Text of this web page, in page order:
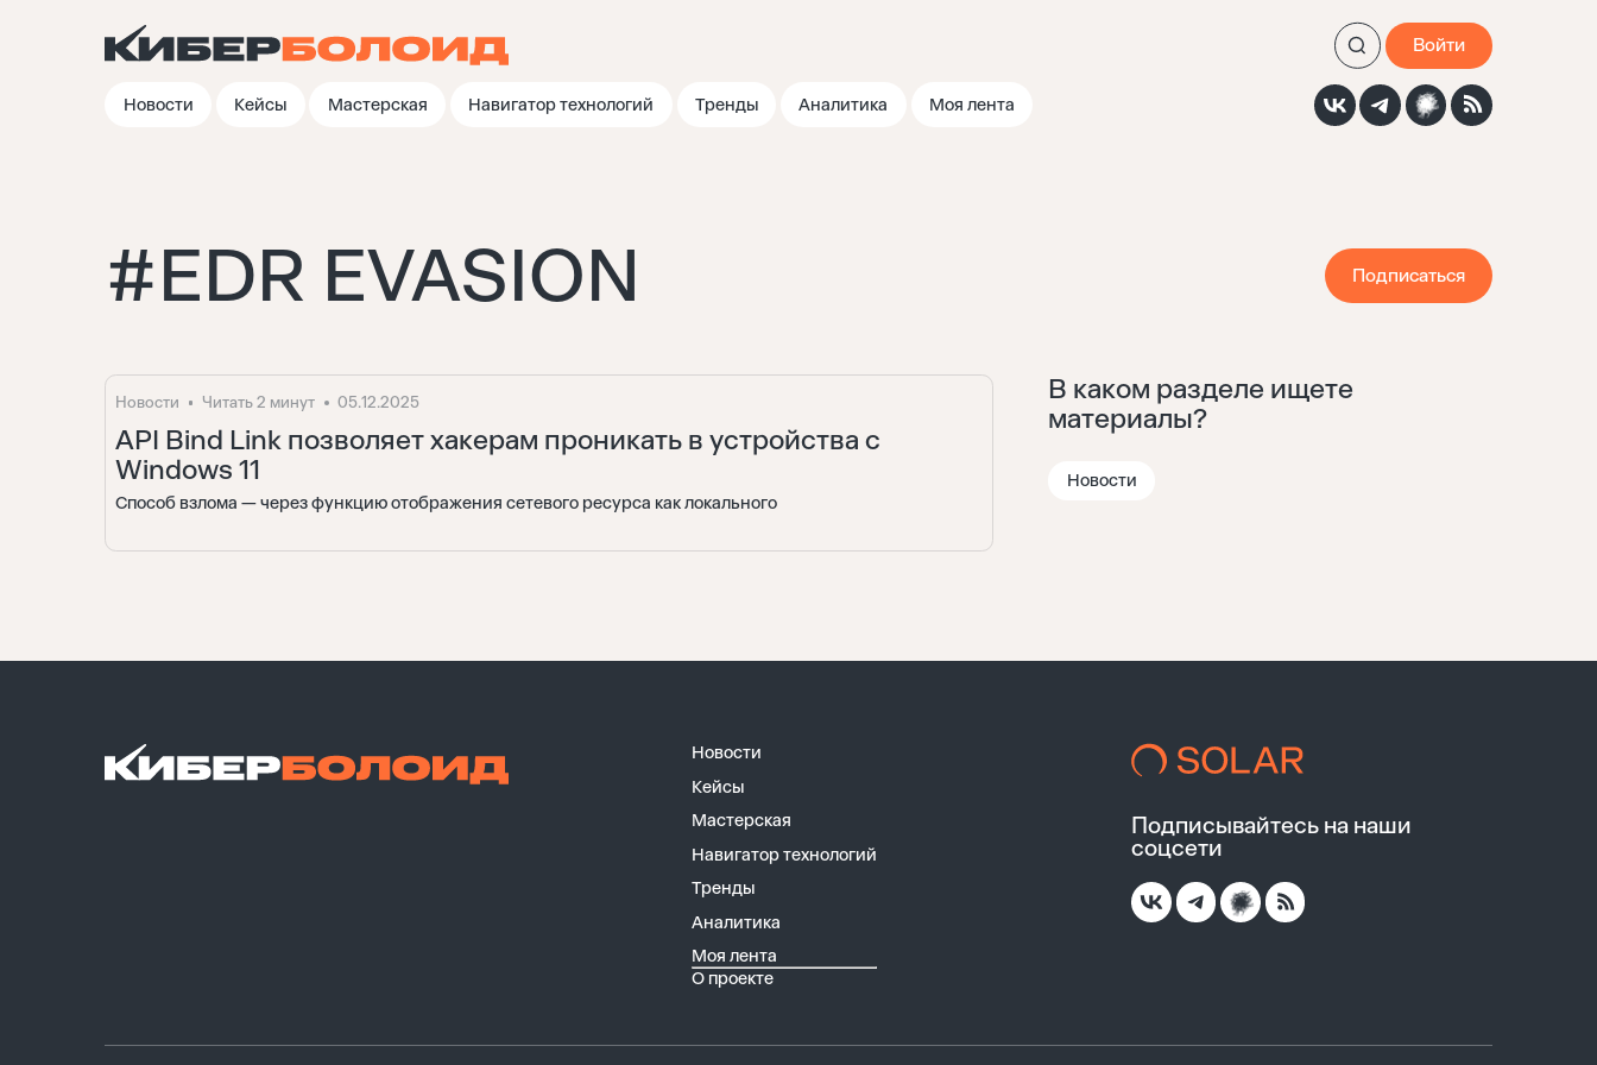
Войти
Новости Кейсы Мастерская Навигатор технологий Тренды Аналитика Моя лента
#EDR EVASION Подписаться
Новости Читать 2 минут 05.12.2025
API Bind Link позволяет хакерам проникать в устройства с
Windows 11
Способ взлома — через функцию отображения сетевого ресурса как локального
В каком разделе ищете
материалы?
Новости
Новости
Кейсы
Мастерская
Навигатор технологий
Тренды
Аналитика
Моя лента
О проекте
Подписывайтесь на наши
соцсети
Забыли пароль?
Нет аккаунта?